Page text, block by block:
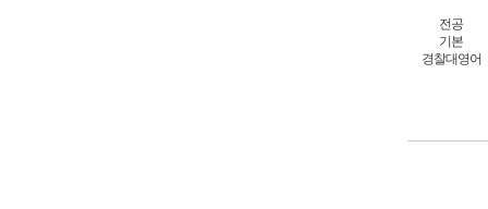
전공
기본
경찰대영어